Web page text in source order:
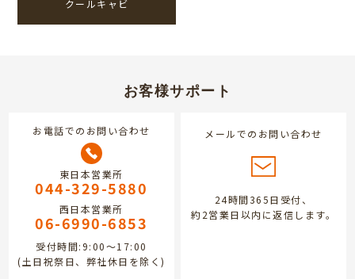
クールキャビ
お客様サポート
お電話でのお問い合わせ
東日本営業所
044-329-5880
西日本営業所
06-6990-6853
受付時間:9:00～17:00
(土日祝祭日、弊社休日を除く)
メールでのお問い合わせ
24時間365日受付、
約2営業日以内に返信します。